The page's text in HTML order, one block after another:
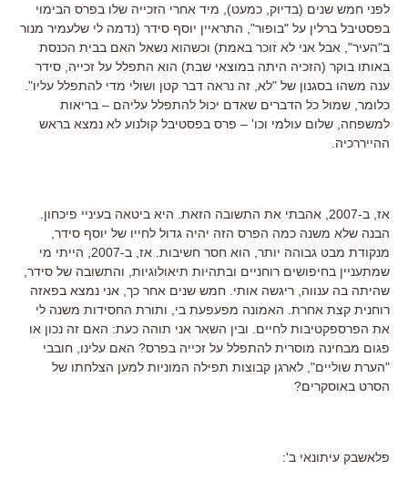
לפני חמש שנים (בדיוק, כמעט), מיד אחרי הזכייה שלו בפרס הבימוי
בפסטיבל ברלין על "בופור", התראיין יוסף סידר (נדמה לי שלעמיר מנור
ב"העיר", אבל אני לא זוכר באמת) וכשהוא נשאל האם בבית הכנסת
באותו בוקר (הזכיה היתה במוצאי שבת) הוא התפלל על זכייה, סידר
ענה משהו בסגנון של "לא, זה נראה דבר קטן ושולי מדי להתפלל עליו".
כלומר, שמול כל הדברים שאדם יכול להתפלל עליהם – בריאות
למשפחה, שלום עולמי וכו' – פרס בפסטיבל קולנוע לא נמצא בראש
ההייררכיה.
אז, ב-2007, אהבתי את התשובה הזאת. היא ביטאה בעיניי פיכחון.
הבנה שלא משנה כמה הפרס הזה יהיה גדול לחייו של יוסף סידר,
מנקודת מבט גבוהה יותר, הוא חסר חשיבות. אז, ב-2007, הייתי מי
שמתעניין בחיפושים רוחניים ובתהיות תיאולוגיות, והתשובה של סידר,
שהיתה בה ענווה, ריגשה אותי. חמש שנים אחר כך, אני נמצא בפאזה
רוחנית קצת אחרת. האמונה מפעפעת בי, ותורת החסידות משנה לי
את הפרספקטיבות לחיים. ובין השאר אני תוהה כעת: האם זה נכון או
פגום מבחינה מוסרית להתפלל על זכייה בפרס? האם עלינו, חובבי
"הערת שוליים", לארגן קבוצות תפילה המוניות למען הצלחתו של
הסרט באוסקרים?
פלאשבק עיתונאי ב':